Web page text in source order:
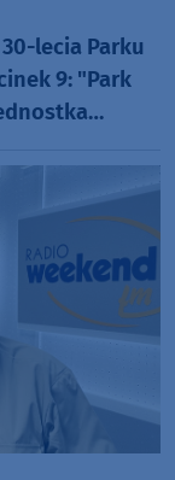
lecia Parku
9: "Park